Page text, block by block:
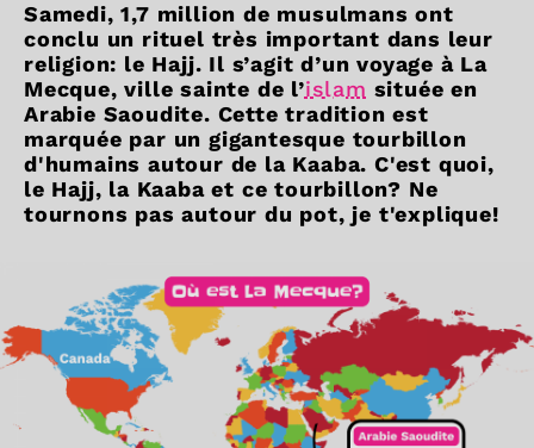
Samedi, 1,7 million de musulmans ont
conclu un rituel très important dans leur
religion: le Hajj. Il s’agit d’un voyage à La
Mecque, ville sainte de l’islam située en
Arabie Saoudite. Cette tradition est
marquée par un gigantesque tourbillon
d'humains autour de la Kaaba. C'est quoi,
le Hajj, la Kaaba et ce tourbillon? Ne
tournons pas autour du pot, je t'explique!